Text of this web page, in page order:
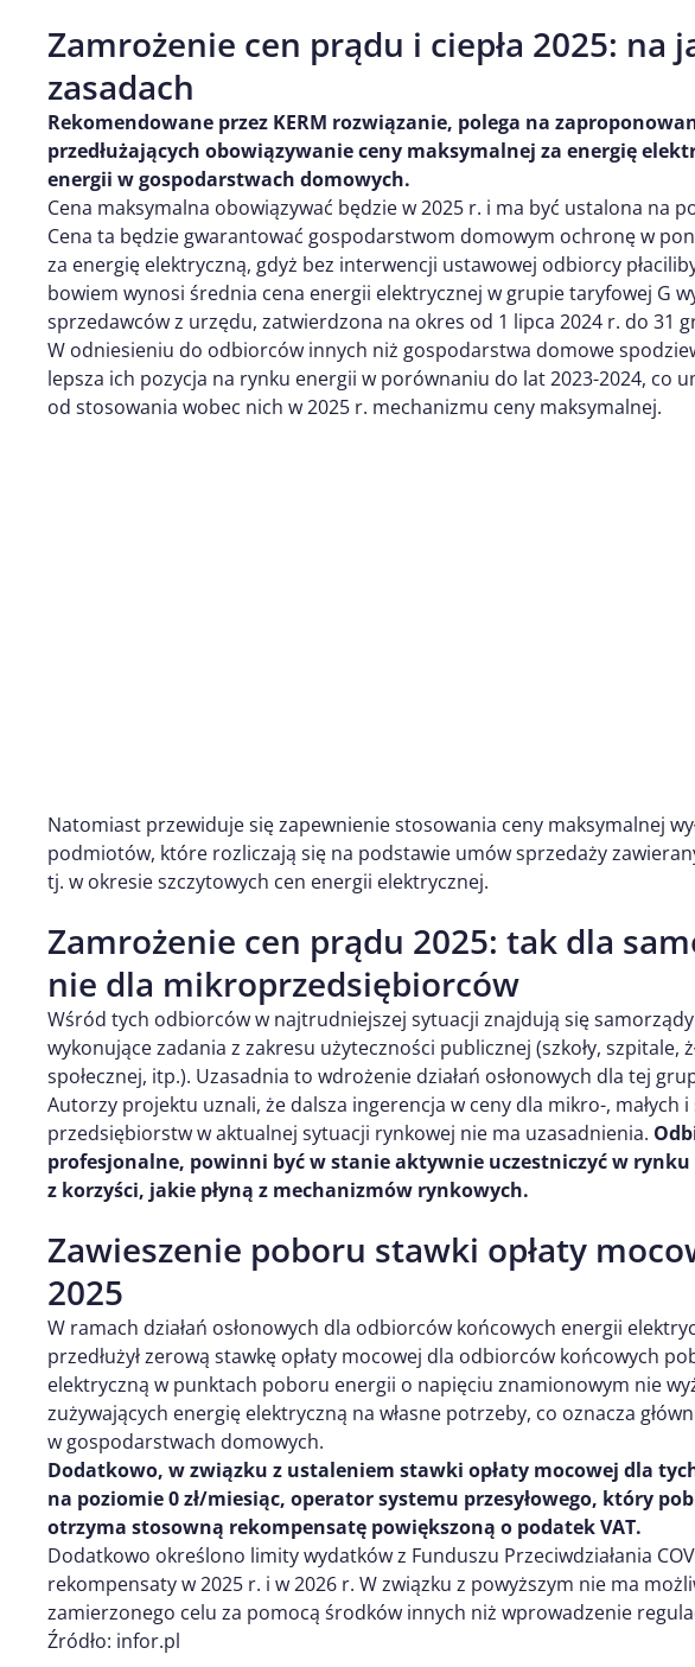
Zamrożenie cen prądu i ciepła 2025: na
zasadach
Rekomendowane przez KERM rozwiązanie, polega na
przedłużających obowiązywanie ceny maksymalnej za energię
energii w gospodarstwach domowych.
Cena maksymalna obowiązywać będzie w 2025 r. i ma być ustalona na
Cena ta będzie gwarantować gospodarstwom domowym ochronę w
za energię elektryczną, gdyż bez interwencji ustawowej odbiorcy
bowiem wynosi średnia cena energii elektrycznej w grupie taryfowej G
sprzedawców z urzędu, zatwierdzona na okres od 1 lipca 2024 r. do 31
W odniesieniu do odbiorców innych niż gospodarstwa domowe
lepsza ich pozycja na rynku energii w porównaniu do lat 2023-2024, co
od stosowania wobec nich w 2025 r. mechanizmu ceny maksymalnej.
Natomiast przewiduje się zapewnienie stosowania ceny maksymalnej
podmiotów, które rozliczają się na podstawie umów sprzedaży
tj. w okresie szczytowych cen energii elektrycznej.
Zamrożenie cen prądu 2025: tak dla
nie dla mikroprzedsiębiorców
Wśród tych odbiorców w najtrudniejszej sytuacji znajdują się
wykonujące zadania z zakresu użyteczności publicznej (szkoły, szpitale,
społecznej, itp.). Uzasadnia to wdrożenie działań osłonowych dla tej
Autorzy projektu uznali, że dalsza ingerencja w ceny dla mikro-, małych
przedsiębiorstw w aktualnej sytuacji rynkowej nie ma uzasadnienia.
profesjonalne, powinni być w stanie aktywnie uczestniczyć w rynku
z korzyści, jakie płyną z mechanizmów rynkowych.
Zawieszenie poboru stawki opłaty
2025
W ramach działań osłonowych dla odbiorców końcowych energii
przedłużył zerową stawkę opłaty mocowej dla odbiorców końcowych
elektryczną w punktach poboru energii o napięciu znamionowym nie
zużywających energię elektryczną na własne potrzeby, co oznacza
w gospodarstwach domowych.
Dodatkowo, w związku z ustaleniem stawki opłaty mocowej dla
na poziomie 0 zł/miesiąc, operator systemu przesyłowego, który
otrzyma stosowną rekompensatę powiększoną o podatek VAT.
Dodatkowo określono limity wydatków z Funduszu Przeciwdziałania
rekompensaty w 2025 r. i w 2026 r. W związku z powyższym nie ma
zamierzonego celu za pomocą środków innych niż wprowadzenie
Źródło: infor.pl